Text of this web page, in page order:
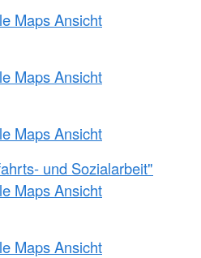
Maps Ansicht
Maps Ansicht
Maps Ansicht
und Sozialarbeit"
Maps Ansicht
Maps Ansicht